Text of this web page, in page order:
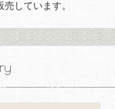
しています。